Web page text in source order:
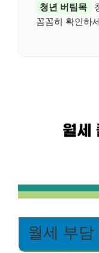
청년 버팀목
꼼꼼히 확인하
월세 부담